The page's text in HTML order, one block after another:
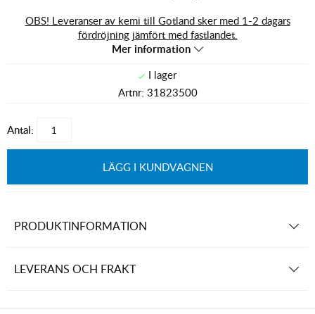
OBS! Leveranser av kemi till Gotland sker med 1-2 dagars
fördröjning jämfört med fastlandet.
Mer information
Artnr: 31823500
Antal:
LÄGG I KUNDVAGNEN
PRODUKTINFORMATION
LEVERANS OCH FRAKT